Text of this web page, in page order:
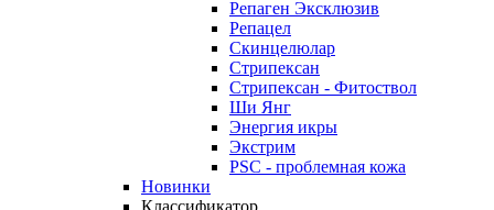
Репаген Эксклюзив
Репацел
Скинцелюлар
Стрипексан
Стрипексан - Фитоствол
Ши Янг
Энергия икры
Экстрим
PSC - проблемная кожа
Новинки
Классификатор